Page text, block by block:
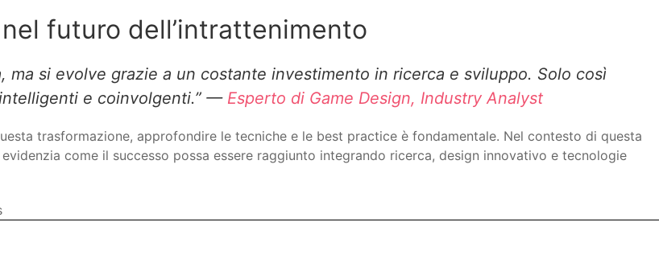
futuro dell’intrattenimento
ma si evolve grazie a un costante investimento in ricerca e sviluppo. Solo così
e coinvolgenti.” — Esperto di Game Design, Industry Analyst
trasformazione, approfondire le tecniche e le best practice è fondamentale. Nel contesto di questa
come il successo possa essere raggiunto integrando ricerca, design innovativo e tecnologie